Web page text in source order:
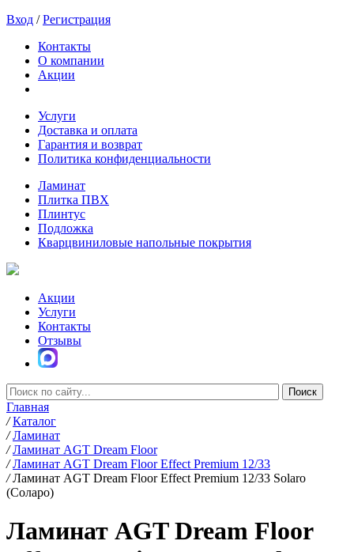
Вход /Регистрация
Контакты
О компании
Акции
Услуги
Доставка и оплата
Гарантия и возврат
Политика конфиденциальности
Ламинат
Плитка ПВХ
Плинтус
Подложка
Кварцвиниловые напольные покрытия
Акции
Услуги
Контакты
Отзывы
Главная
/ Каталог
/ Ламинат
/ Ламинат AGT Dream Floor
/ Ламинат AGT Dream Floor Effect Premium 12/33
/ Ламинат AGT Dream Floor Effect Premium 12/33 Solaro
(Соларо)
Ламинат AGT Dream Floor